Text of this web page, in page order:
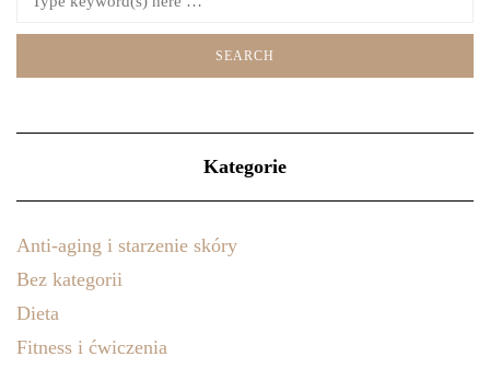
Kategorie
Anti-aging i starzenie skóry
Bez kategorii
Dieta
Fitness i ćwiczenia